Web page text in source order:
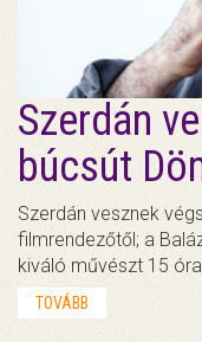
Szerdán
búcsút
Szerdán vesznek
filmrendezőtől; a
kiváló művészt 15
TOVÁBB